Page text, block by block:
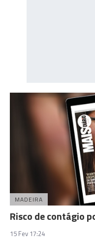
MADEIRA
Risco de contágio
15 Fev 17:24